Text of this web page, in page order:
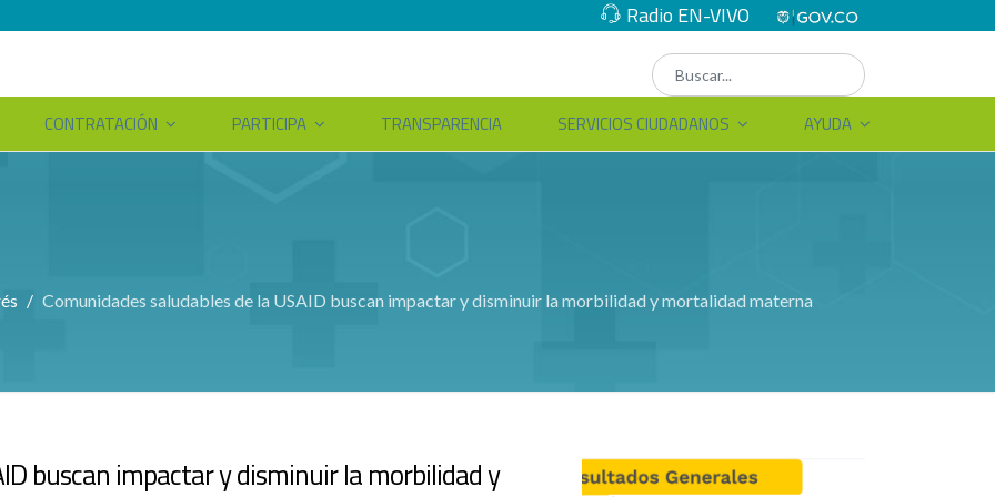
Radio EN-VIVO
CONTRATACIÓN PARTICIPA TRANSPARENCIA SERVICIOS CIUDADANOS AYUDA
Comunidades saludables de la USAID buscan impactar y disminuir la morbilidad y mortalidad materna
buscan impactar y disminuir la morbilidad y